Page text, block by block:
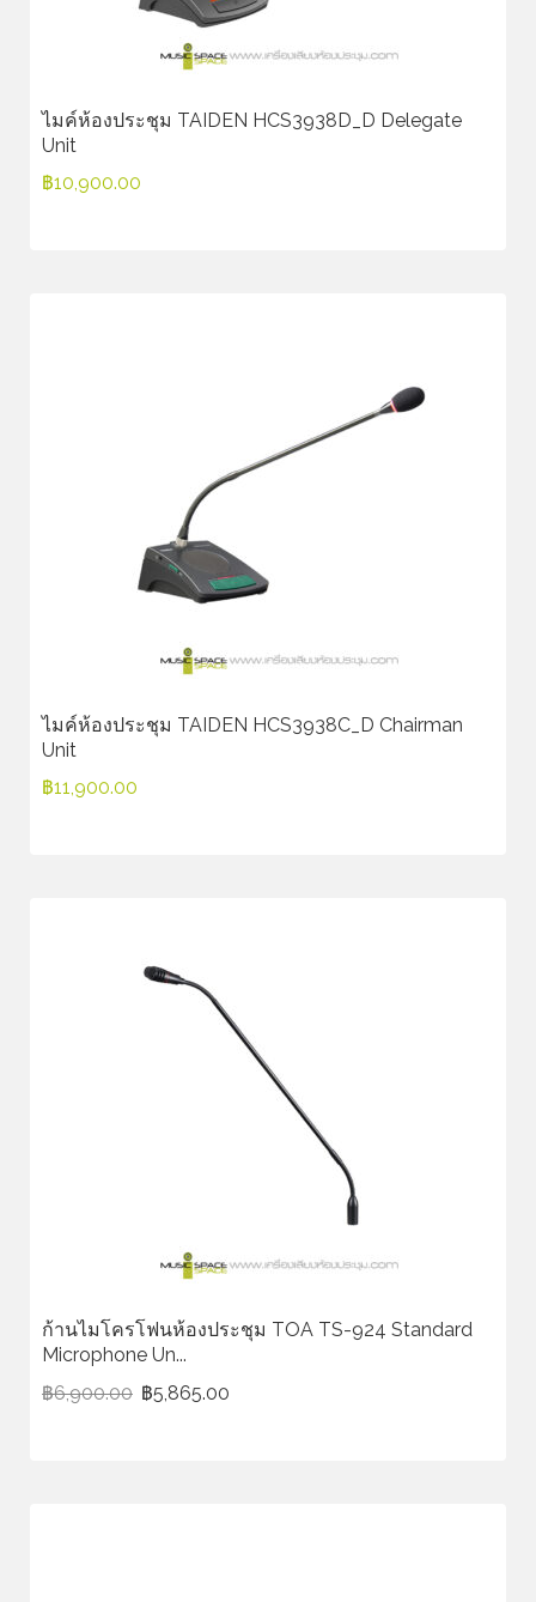
ไมค์ห้องประชุม TAIDEN HCS3938D_D Delegate
Unit
฿10,900.00
ไมค์ห้องประชุม TAIDEN HCS3938C_D Chairman
Unit
฿11,900.00
ก้านไมโครโฟนห้องประชุม TOA TS-924 Standard
Microphone Un...
฿6,900.00 ฿5,865.00